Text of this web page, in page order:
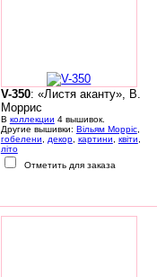
V-350: «Листя аканту», В.
Моррис
В коллекции 4 вышивок.
Другие вышивки: Вільям Морріс,
гобелени, декор, картини, квіти,
літо
Отметить для заказа